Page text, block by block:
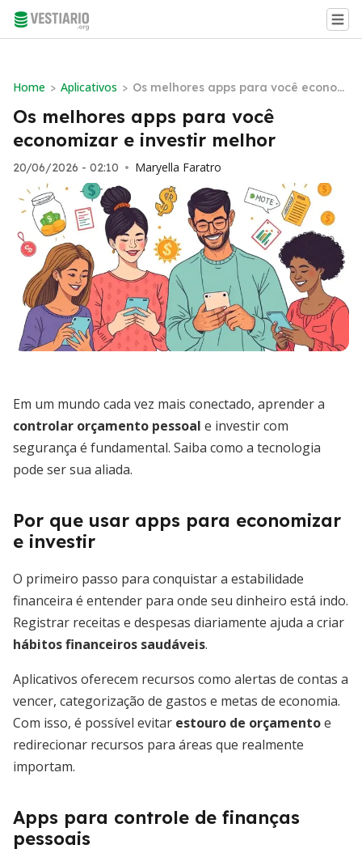
Home > Aplicativos > Os melhores apps para você econom
Os melhores apps para você
economizar e investir melhor
20/06/2026 - 02:10 • Maryella Faratro
Em um mundo cada vez mais conectado, aprender a
controlar orçamento pessoal e investir com
segurança é fundamental. Saiba como a tecnologia
pode ser sua aliada.
Por que usar apps para economizar
e investir
O primeiro passo para conquistar a estabilidade
financeira é entender para onde seu dinheiro está indo.
Registrar receitas e despesas diariamente ajuda a criar
hábitos financeiros saudáveis.
Aplicativos oferecem recursos como alertas de contas a
vencer, categorização de gastos e metas de economia.
Com isso, é possível evitar estouro de orçamentoe
redirecionar recursos para áreas que realmente
importam.
Apps para controle de finanças
pessoais